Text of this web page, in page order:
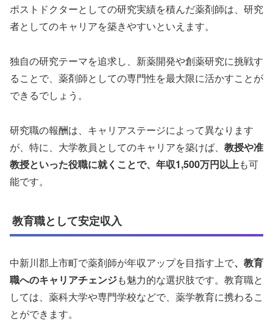
ポストドクターとしての研究実績を積んだ薬剤師は、研究
者としてのキャリアを築きやすいといえます。
独自の研究テーマを追求し、新薬開発や創薬研究に挑戦す
ることで、薬剤師としての専門性を最大限に活かすことが
できるでしょう。
研究職の報酬は、キャリアステージによって異なります
が、特に、大学教員としてのキャリアを築けば、 教授や准
教授といった役職に就くことで、年収1,500万円以上も可
能です。
教育職として安定収入
中新川郡上市町で薬剤師が年収アップを目指す上で、教育
職へのキャリアチェンジも魅力的な選択肢です。教育職と
しては、薬科大学や専門学校などで、薬学教育に携わるこ
とができます。